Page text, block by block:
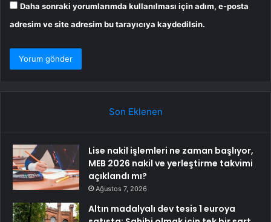
Daha sonraki yorumlarımda kullanılması için adım, e-posta
adresim ve site adresim bu tarayıcıya kaydedilsin.
Son Eklenen
Lise nakil işlemleri ne zaman başlıyor,
MEB 2026 nakil ve yerleştirme takvimi
açıklandı mı?
Ağustos 7, 2026
Altın madalyalı dev tesis 1 euroya